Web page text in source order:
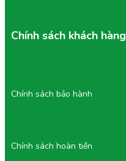
Chính sách khách hàng
Chính sách bảo hành
Chính sách hoàn tiền